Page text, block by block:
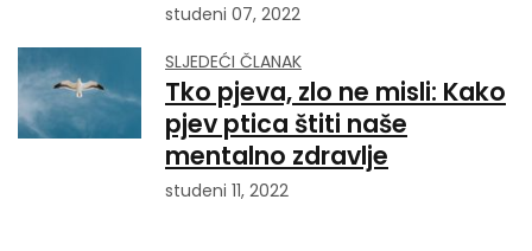
studeni 07, 2022
SLJEDEĆI ČLANAK
Tko pjeva, zlo ne misli: Kako
pjev ptica štiti naše
mentalno zdravlje
studeni 11, 2022